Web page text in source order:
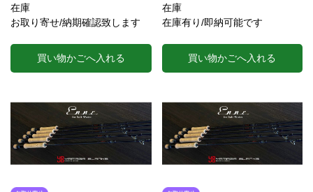
在庫
お取り寄せ/納期確認致します
買い物かごへ入れる
在庫
在庫有り/即納可能です
買い物かごへ入れる